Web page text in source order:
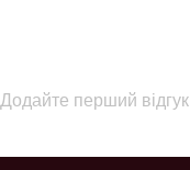
Додайте перший відгук